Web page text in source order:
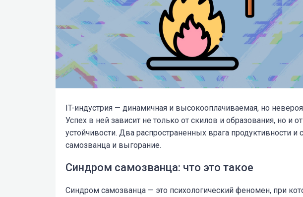
IT-индустрия — динамичная и высокооплачиваемая, но
Успех в ней зависит не только от скилов и образования, но и
устойчивости. Два распространенных врага продуктивности и
самозванца и выгорание.
Синдром самозванца: что это такое
Синдром самозванца — это психологический феномен, при